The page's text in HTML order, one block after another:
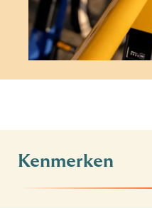
Kenmerken